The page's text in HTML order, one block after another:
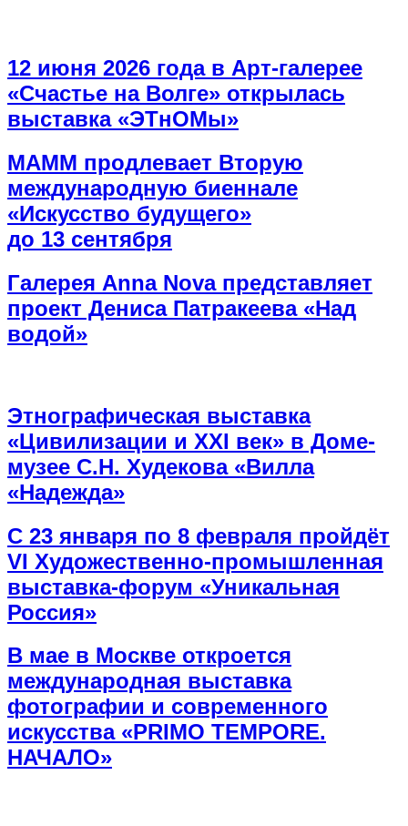
12 июня 2026 года в Арт-галерее
«Счастье на Волге» открылась
выставка «ЭТнОМы»
МАММ продлевает Вторую
международную биеннале
«Искусство будущего»
до 13 сентября
Галерея Anna Nova представляет
проект Дениса Патракеева «Над
водой»
Этнографическая выставка
«Цивилизации и ХХI век» в Доме-
музее С.Н. Худекова «Вилла
«Надежда»
С 23 января по 8 февраля пройдёт
VI Художественно-промышленная
выставка-форум «Уникальная
Россия»
В мае в Москве откроется
международная выставка
фотографии и современного
искусства «PRIMO TEMPORE.
НАЧАЛО»